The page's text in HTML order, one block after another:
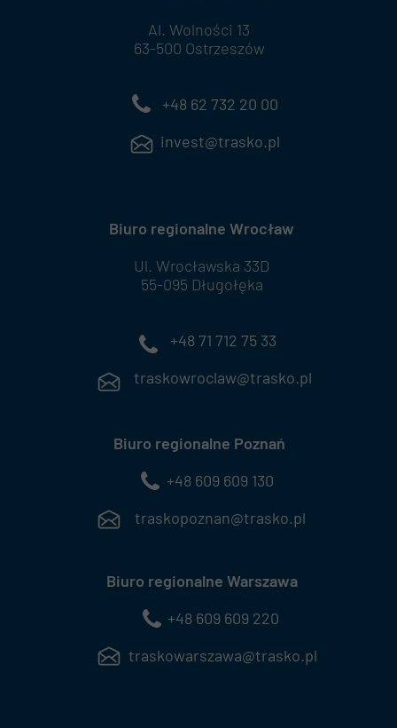
Biuro regionalne Warszawa
+48 609 609 220
traskowarszawa@trasko.pl
Biuro regionalne Wrocław
Ul. Wrocławska 33D
55-095 Długołęka
+48 71 712 75 33
traskowroclaw@trasko.pl
Al. Wolności 13
63-500 Ostrzeszów
+48 62 732 20 00
invest@trasko.pl
Biuro regionalne Poznań
+48 609 609 130
traskopoznan@trasko.pl